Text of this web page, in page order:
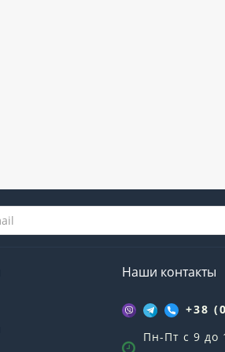
Наши контакты
+38
Пн-Пт с 9 до